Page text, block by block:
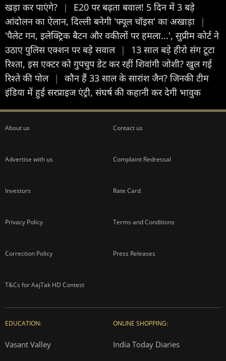
खड़ा कर पाएंगे?
|
E20 पर बढ़ता बवाल! 5 दिन में 3 बड़े
आंदोलन का ऐलान, दिल्ली बनेगी 'फ्यूल चॉइस' का अखाड़ा
|
'पैलेट गन, इलेक्ट्रिक बैटन और वकीलों पर हमला...', सुप्रीम कोर्ट ने
उठाए पुलिस एक्शन पर बड़े सवाल |
13 साल बड़े हीरो संग टूटा
रिश्ता, इस एक्टर को गुपचुप डेट कर रहीं शिवांगी जोशी? खुल गई
रिश्ते की पोल |
कौन हैं 33 साल के सारांश जैन? जिनकी टीम
इंडिया में हुई सरप्राइज एंट्री, संघर्ष की कहानी कर देगी भावुक
About us Contact us
Advertise with us Complaint Redressal
Investors Rate Card
Privacy Policy Terms and Conditions
Correction Policy Press Releases
T&Cs for AajTak HD Contest
EDUCATION:
Vasant Valley
ONLINE SHOPPING:
India Today Diaries